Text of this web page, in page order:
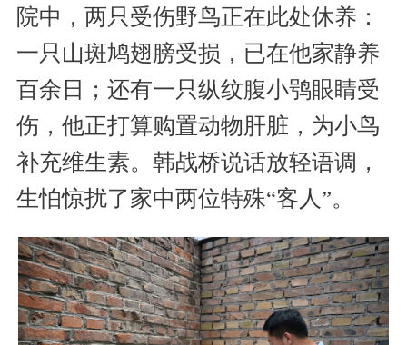
院中，两只受伤野鸟正在此处休养：
一只山斑鸠翅膀受损，已在他家静养
百余日；还有一只纵纹腹小鸮眼睛受
伤，他正打算购置动物肝脏，为小鸟
补充维生素。韩战桥说话放轻语调，
生怕惊扰了家中两位特殊“客人”。